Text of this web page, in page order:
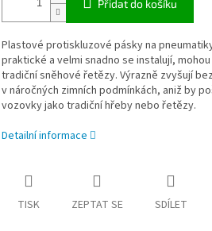
Přidat do košíku
Plastové protiskluzové pásky na
praktické a velmi snadno se instalují,
tradiční sněhové řetězy. Výrazně zvyšují
v náročných zimních podmínkách, aniž by
vozovky jako tradiční hřeby nebo řetězy.
Detailní informace
TISK ZEPTAT SE SDÍLET